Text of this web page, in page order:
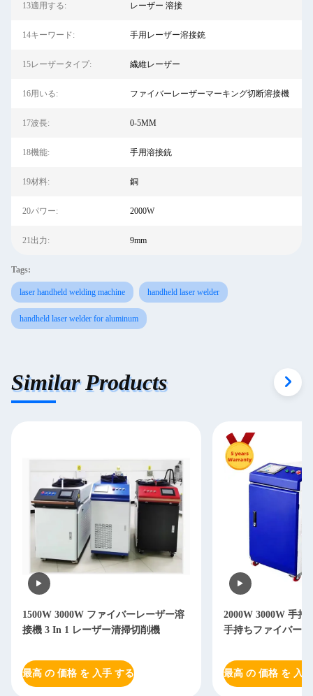
13適用する: レーザー 溶接
14キーワード: 手用レーザー溶接銃
15レーザータイプ: 繊維レーザー
16用いる: ファイバーレーザーマーキング切断溶接機
17波長: 0-5MM
18機能: 手用溶接銃
19材料: 銅
20パワー: 2000W
21出力: 9mm
Tags:
laser handheld welding machine handheld laser welder
handheld laser welder for aluminum
Similar Products
ーレーザー溶
掃切削機
2000W 3000W 手持ちレーザー溶接機
手持ちファイバーレーザー溶接機
最高 の 価格 を 入手 する